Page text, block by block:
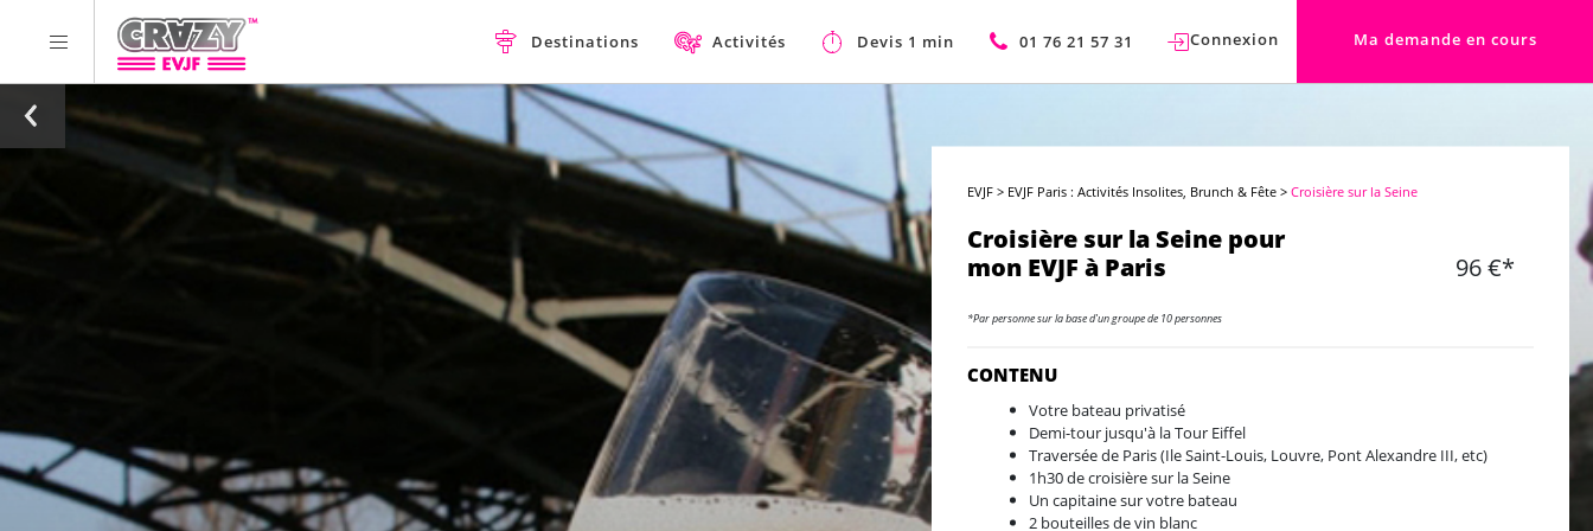
Destinations Activités Devis 1 min 01 76 21 57 31 Connexion Ma demande en cours
EVJF > EVJF Paris : Activités Insolites, Brunch & Fête >Croisière sur la Seine
Croisière sur la Seine pour
mon EVJF à Paris
96 €*
*Par personne sur la base d'un groupe de 10 personnes
CONTENU
Votre bateau privatisé
Demi-tour jusqu'à la Tour Eiffel
Traversée de Paris (Ile Saint-Louis, Louvre, Pont Alexandre III, etc)
1h30 de croisière sur la Seine
Un capitaine sur votre bateau
2 bouteilles de vin blanc